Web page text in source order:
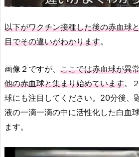
以下がワクチン接種した後の赤血球
目でその違いがわかります。
画像２ですが、 ここでは赤血球が異
他の赤血球と集まり始めています。
球にも注目してください。20分後、
液の一滴一滴の中に活性化した白血
ます。